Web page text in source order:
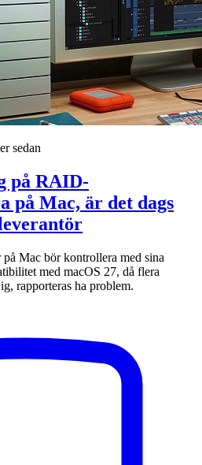
sedan
på RAID-
på Mac, är det dags
Mac bör kontrollera med sina
med macOS 27, då flera
rapporteras ha problem.